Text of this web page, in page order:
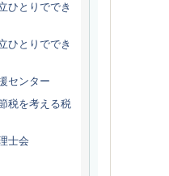
ひとりででき
ひとりででき
センター
税を考える税
士会